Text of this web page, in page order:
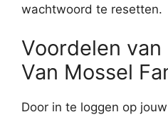
wachtwoord te resetten.
Voordelen
Van Mossel
Door in te loggen op